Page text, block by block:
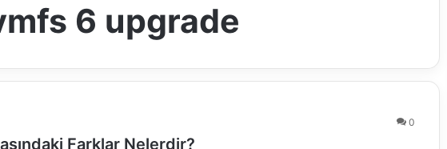
6 upgrade
0
Farklar Nelerdir?